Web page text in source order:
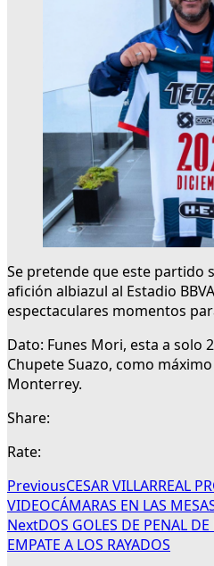
Se pretende que este partido
afición albiazul al Estadio
espectaculares momentos
Dato: Funes Mori, esta a solo
Chupete Suazo, como
Monterrey.
Share:
Rate:
PreviousCESAR VILLARREAL
VIDEOCÁMARAS EN LAS
NextDOS GOLES DE PENAL
EMPATE A LOS RAYADOS